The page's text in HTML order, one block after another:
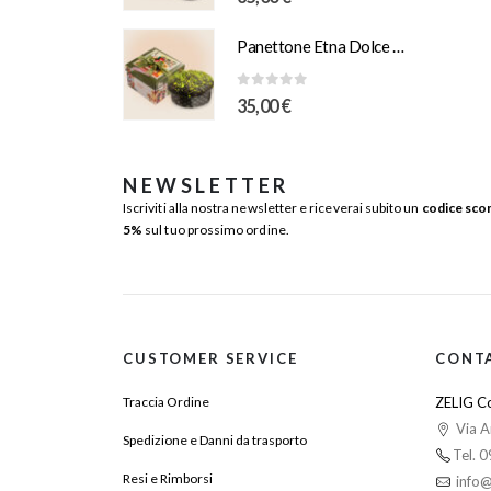
Panettone Etna Dolce Vulcano e Pistacchio Salato 1Kg Scatola Illustrazione “Orlando”
0Su 5
35,00€
NEWSLETTER
Iscriviti alla nostra newsletter e riceverai subito un codice
5% sul tuo prossimo ordine.
CUSTOMER SERVICE
Traccia Ordine
Spedizione e Danni da trasporto
Resi e Rimborsi
ZELIG
Via
Tel.